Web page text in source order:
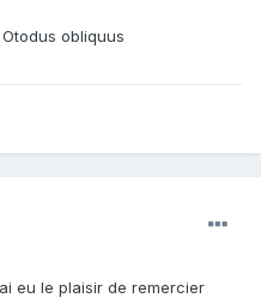
obliquus
eu le plaisir de remercier